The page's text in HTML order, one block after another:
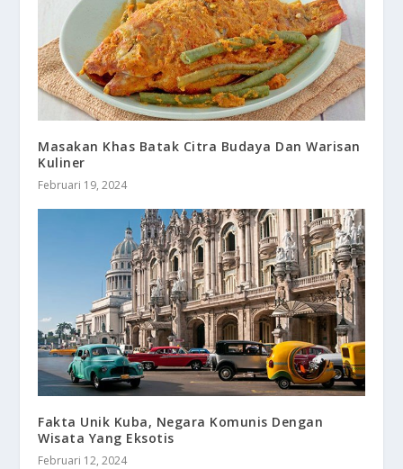
Masakan Khas Batak Citra Budaya Dan Warisan
Kuliner
Februari 19, 2024
Fakta Unik Kuba, Negara Komunis Dengan
Wisata Yang Eksotis
Februari 12, 2024